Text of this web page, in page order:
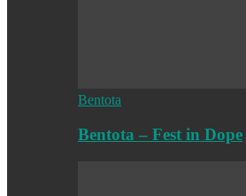
Bentota
Bentota – Fest in Dope